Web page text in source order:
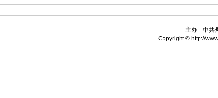
主办：中共
Copyright © http://